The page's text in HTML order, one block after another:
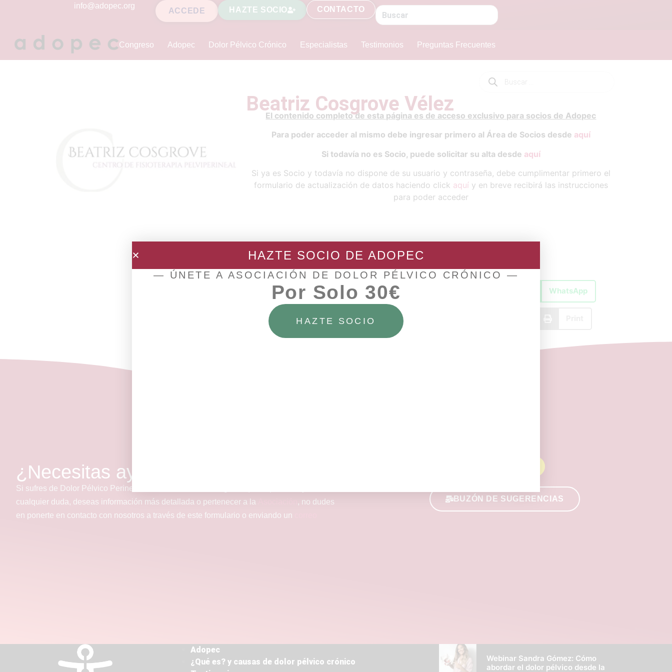
info@adopec.org
ACCEDE HAZTE SOCIO CONTACTO
Congreso Adopec Dolor Pélvico Crónico Especialistas Testimonios Preguntas Frecuentes
Beatriz Cosgrove Vélez
El contenido completo de esta página es de acceso exclusivo para socios de Adopec
Para poder acceder al mismo debe ingresar primero al Área de Socios desde aquí
Si todavía no es Socio, puede solicitar su alta desde aquí
Si ya es Socio y todavía no dispone de su usuario y contraseña, debe cumplimentar primero el
formulario de actualización de datos haciendo click aquí y en breve recibirá las instrucciones
para poder acceder
Facebook WhatsApp
Telegram
¿Necesitas ayuda?
Si sufres de Dolor Pélvico Perineal Crónico o conoces a alguien que lo padezca y tienes
cualquier duda, deseas información más detallada o pertenecer a la
, no dudes
en ponerte en contacto con nosotros a través de este formulario o enviando un
BUZÓN DE SUGERENCIAS
Adopec
¿Qué es? y causas de dolor pélvico crónico
Webinar Sandra Gómez: Cómo
abordar el dolor pélvico desde la
HAZTE SOCIO DE ADOPEC
— ÚNETE A ASOCIACIÓN DE DOLOR PÉLVICO CRÓNICO —
Por Solo 30€
HAZTE SOCIO